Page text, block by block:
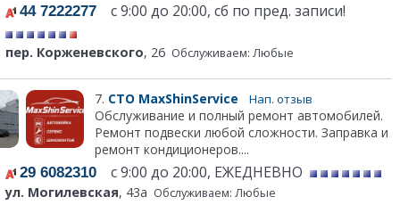
44 7222277 с 9:00 до 20:00, сб по пред. записи!
пер. Корженевского, 26 Обслуживаем: Любые
7. СТО MaxShinService Нап. отзыв
Обслуживание и полный ремонт автомобилей.
Ремонт подвески любой сложности. Заправка и
ремонт кондиционеров....
29 6082310 с 9:00 до 20:00, ЕЖЕДНЕВНО
ул. Могилевская, 43а Обслуживаем: Любые